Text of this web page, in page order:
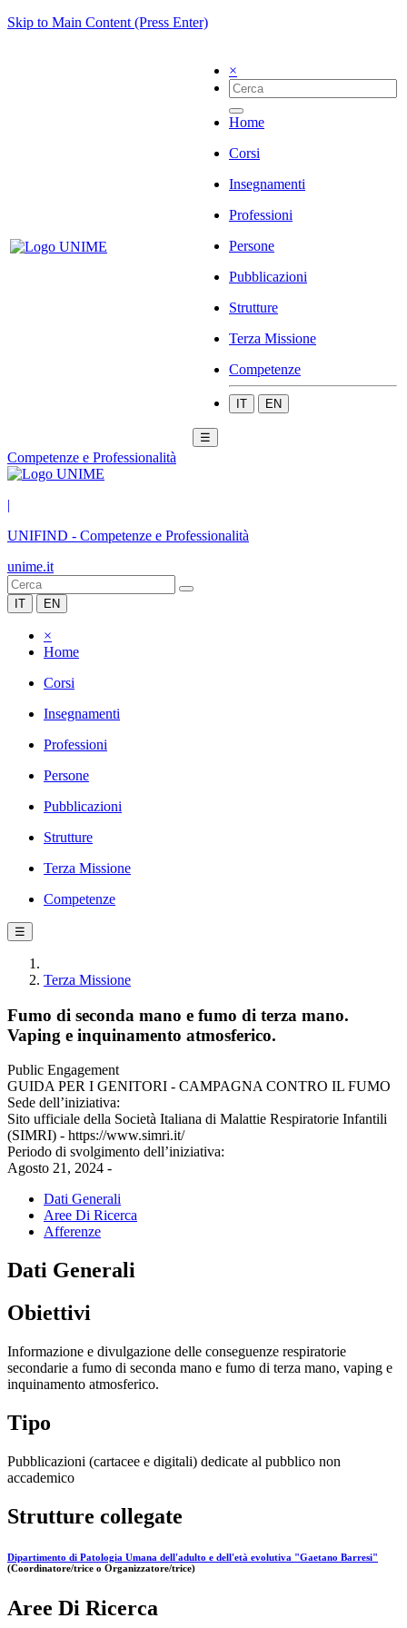
Skip to Main Content (Press Enter)
×
Home
Corsi
Insegnamenti
Professioni
Persone
Pubblicazioni
Strutture
Terza Missione
Competenze
IT EN
☰
Competenze e Professionalità
|
UNIFIND - Competenze e Professionalità
unime.it
IT EN
×
Home
Corsi
Insegnamenti
Professioni
Persone
Pubblicazioni
Strutture
Terza Missione
Competenze
☰
Terza Missione
Fumo di seconda mano e fumo di terza mano.
Vaping e inquinamento atmosferico.
Public Engagement
GUIDA PER I GENITORI - CAMPAGNA CONTRO IL FUMO
Sede dell’iniziativa:
Sito ufficiale della Società Italiana di Malattie Respiratorie Infantili
(SIMRI) - https://www.simri.it/
Periodo di svolgimento dell’iniziativa:
Agosto 21, 2024 -
Dati Generali
Aree Di Ricerca
Afferenze
Dati Generali
Obiettivi
Informazione e divulgazione delle conseguenze respiratorie
secondarie a fumo di seconda mano e fumo di terza mano, vaping e
inquinamento atmosferico.
Tipo
Pubblicazioni (cartacee e digitali) dedicate al pubblico non
accademico
Strutture collegate
Dipartimento di Patologia Umana dell'adulto e dell'età evolutiva "Gaetano Barresi"
(Coordinatore/trice o Organizzatore/trice)
Aree Di Ricerca